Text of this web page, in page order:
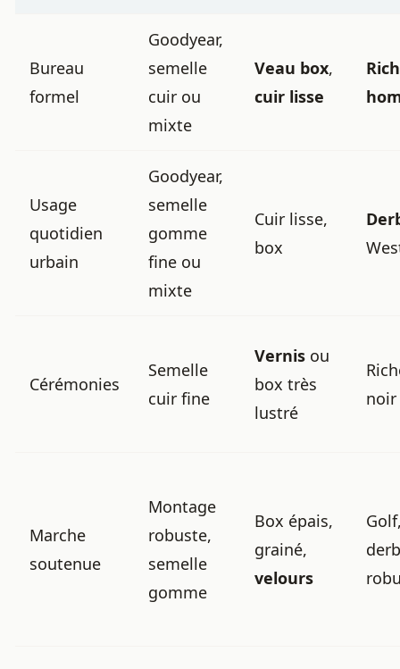
Bureau
formel
Goodyear,
semelle
cuir ou
mixte
Veau box,
cuir lisse
Usage
quotidien
urbain
Goodyear,
semelle
gomme
fine ou
mixte
Cuir lisse,
box
Cérémonies
Semelle
cuir fine
Vernis ou
box très
lustré
noir
Marche
soutenue
Montage
robuste,
semelle
gomme
Box épais,
grainé,
velours